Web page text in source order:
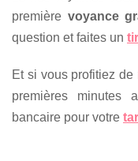
première voyance
question et faites un
Et si vous profitiez
premières minutes
bancaire pour votre